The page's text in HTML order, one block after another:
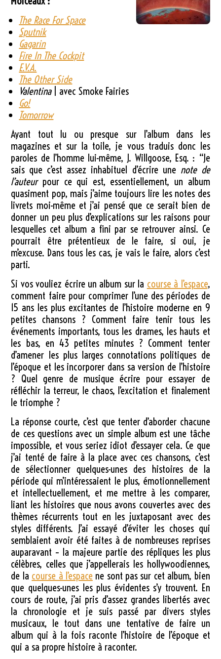
The Race For Space
Sputnik
Gagarin
Fire In The Cockpit
E.V.A.
The Other Side
Valentina| avec Smoke Fairies
Go!
Tomorrow
Ayant tout lu ou presque sur l’album dans les
magazines et sur la toile, je vous traduis donc les
paroles de l’homme lui-même, J. Willgoose, Esq. : “Je
sais que c’est assez inhabituel d’écrire une note de
l’auteurpour ce qui est, essentiellement, un album
quasiment pop, mais j’aime toujours lire les notes des
livrets moi-même et j’ai pensé que ce serait bien de
donner un peu plus d’explications sur les raisons pour
lesquelles cet album a fini par se retrouver ainsi. Ce
pourrait être prétentieux de le faire, si oui, je
m’excuse. Dans tous les cas, je vais le faire, alors c’est
parti.
Si vos vouliez écrire un album sur la course à l’espace,
comment faire pour comprimer l’une des périodes de
15 ans les plus excitantes de l’histoire moderne en 9
petites chansons ? Comment faire tenir tous les
événements importants, tous les drames, les hauts et
les bas, en 43 petites minutes ? Comment tenter
d’amener les plus larges connotations politiques de
l’époque et les incorporer dans sa version de l’histoire
? Quel genre de musique écrire pour essayer de
réfléchir la terreur, le chaos, l’excitation et finalement
le triomphe ?
La réponse courte, c’est que tenter d’aborder chacune
de ces questions avec un simple album est une tâche
impossible, et vous seriez idiot d’essayer cela. Ce que
j’ai tenté de faire à la place avec ces chansons, c’est
de sélectionner quelques-unes des histoires de la
période qui m’intéressaient le plus, émotionnellement
et intellectuellement, et me mettre à les comparer,
liant les histoires que nous avons couvertes avec des
thèmes récurrents tout en les juxtaposant avec des
styles différents. J’ai essayé d’éviter les choses qui
semblaient avoir été faites à de nombreuses reprises
auparavant – la majeure partie des répliques les plus
célèbres, celles que j’appellerais les hollywoodiennes,
de la course à l’espacene sont pas sur cet album, bien
que quelques-unes les plus évidentes s’y trouvent. En
cours de route, j’ai pris d’assez grandes libertés avec
la chronologie et je suis passé par divers styles
musicaux, le tout dans une tentative de faire un
album qui à la fois raconte l’histoire de l’époque et
qui a sa propre histoire à raconter.